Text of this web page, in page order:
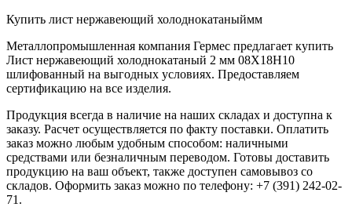
Купить лист нержавеющий холоднокатаныймм
Металлопромышленная компания Гермес предлагает купить
Лист нержавеющий холоднокатаный 2 мм 08Х18Н10
шлифованный на выгодных условиях. Предоставляем
сертификацию на все изделия.
Продукция всегда в наличие на наших складах и доступна к
заказу. Расчет осуществляется по факту поставки. Оплатить
заказ можно любым удобным способом: наличными
средствами или безналичным переводом. Готовы доставить
продукцию на ваш объект, также доступен самовывоз со
складов. Оформить заказ можно по телефону: +7 (391) 242-02-
71.